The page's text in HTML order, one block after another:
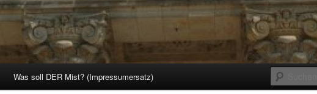
Was soll DER Mist? (Impressumersatz)